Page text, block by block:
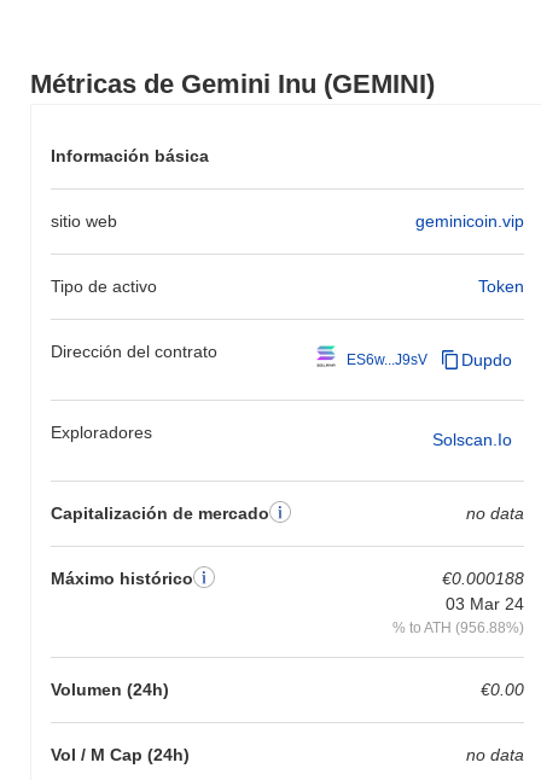
Métricas de Gemini Inu (GEMINI)
Información básica
sitio web geminicoin.vip
Tipo de activo Token
Dirección del contrato ES6w...J9sV Dupdo
Exploradores Solscan.io
Capitalización de mercado no data
Máximo histórico
€0.000188
03 Mar 24
% to ATH (956.88%)
Volumen (24h) €0.00
Vol / M Cap (24h) no data